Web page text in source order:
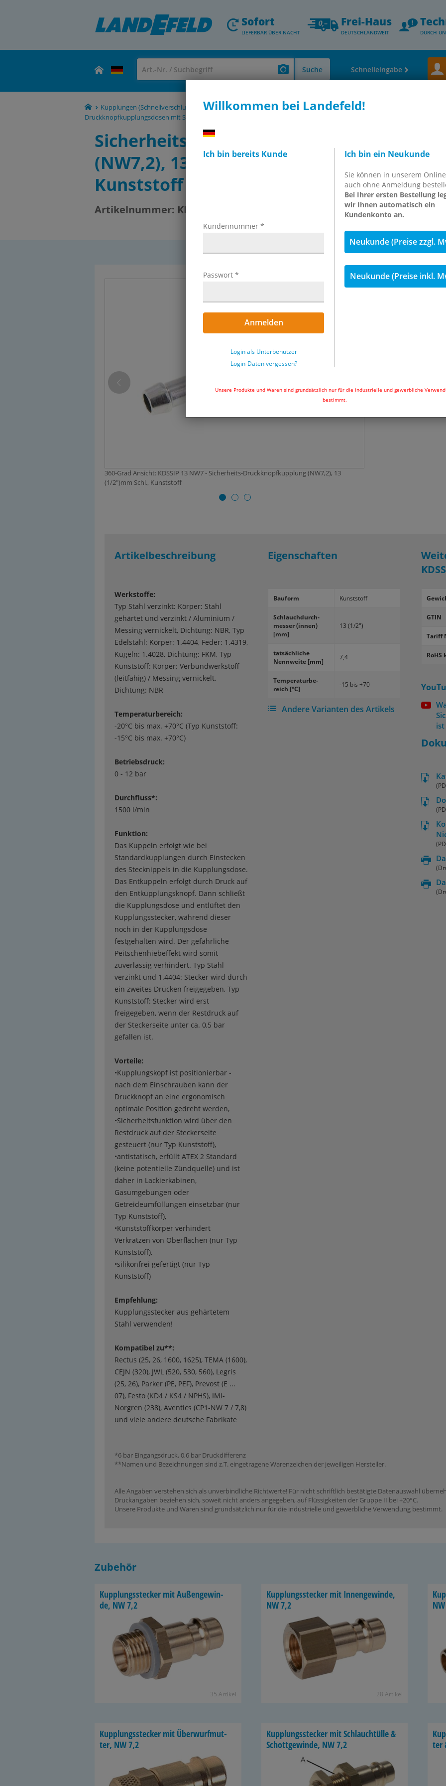
Willkommen bei Landefeld!
Ich bin bereits Kunde
Kundennummer *
Passwort *
Anmelden
Login als Unterbenutzer
Login-Daten vergessen?
Ich bin ein Neukunde
Sie können in unserem
auch ohne Anmeldung
Bei Ihrer ersten Bestellung
wir Ihnen automatisch ein
Kundenkonto an.
Neukunde (Preise zzgl.
Neukunde (Preise inkl.
Unsere Produkte und Waren sind grundsätzlich nur für die industrielle und gewerbliche
bestimmt.
Sofort
LIEFERBAR ÜBER NACHT
Frei-Haus
DEUTSCHLANDWEIT DURCH
Suche Schnelleingabe
Kupplungen (Schnellverschlusskupplungen, Hydraulikkupplungen & andere) Werkstatt-Sicherheitskupplungen,
Druckknopfkupplungsdosen mit Schlauchtülle, NW 7,2
Sicherheits-Druckknopfkupplung
(NW7,2), 13 (1/2")mm Schl.,
Kunststoff
Artikelnummer: KDSSIP 13 NW7
inkl. MwSt.
360-Grad Ansicht: KDSSIP 13 NW7 - Sicherheits-Druckknopfkupplung (NW7,2), 13
(1/2")mm Schl., Kunststoff
47,65 €inkl.
Artikelbeschreibung
Werkstoffe:
Typ Stahl verzinkt: Körper: Stahl
gehärtet und verzinkt / Aluminium /
Messing vernickelt, Dichtung: NBR, Typ
Edelstahl: Körper: 1.4404, Feder: 1.4319,
Kugeln: 1.4028, Dichtung: FKM, Typ
Kunststoff: Körper: Verbundwerkstoff
(leitfähig) / Messing vernickelt,
Dichtung: NBR
Temperaturbereich:
-20°C bis max. +70°C (Typ Kunststoff:
-15°C bis max. +70°C)
Betriebsdruck:
0 - 12 bar
Durchfluss*:
1500 l/min
Funktion:
Das Kuppeln erfolgt wie bei
Standardkupplungen durch Einstecken
des Stecknippels in die Kupplungsdose.
Das Entkuppeln erfolgt durch Druck auf
den Entkupplungsknopf. Dann schließt
die Kupplungsdose und entlüftet den
Kupplungsstecker, während dieser
noch in der Kupplungsdose
festgehalten wird. Der gefährliche
Peitschenhiebeffekt wird somit
zuverlässig verhindert. Typ Stahl
verzinkt und 1.4404: Stecker wird durch
ein zweites Drücken freigegeben, Typ
Kunststoff: Stecker wird erst
freigegeben, wenn der Restdruck auf
der Steckerseite unter ca. 0,5 bar
gefallen ist.
Vorteile:
•Kupplungskopf ist positionierbar -
nach dem Einschrauben kann der
Druckknopf an eine ergonomisch
optimale Position gedreht werden,
•Sicherheitsfunktion wird über den
Restdruck auf der Steckerseite
gesteuert (nur Typ Kunststoff),
•antistatisch, erfüllt ATEX 2 Standard
(keine potentielle Zündquelle) und ist
daher in Lackierkabinen,
Gasumgebungen oder
Getreideumfüllungen einsetzbar (nur
Typ Kunststoff),
•Kunststoffkörper verhindert
Verkratzen von Oberflächen (nur Typ
Kunststoff),
•silikonfrei gefertigt (nur Typ
Kunststoff)
Empfehlung:
Kupplungsstecker aus gehärtetem
Stahl verwenden!
Kompatibel zu**:
Rectus (25, 26, 1600, 1625), TEMA (1600),
CEJN (320), JWL (520, 530, 560), Legris
(25, 26), Parker (PE, PEF), Prevost (E ...
07), Festo (KD4 / KS4 / NPHS), IMI-
Norgren (238), Aventics (CP1-NW 7 / 7,8)
und viele andere deutsche Fabrikate
Eigenschaften
Bau­form Kunst­stoff
Schlauch­durch­
mes­ser (innen)
[mm]
13 (1/2")
tat­säch­li­che
Nenn­wei­te [mm]
7,4
Tem­pe­ra­tur­be­
reich [°C]
-15 bis +70
Andere Varianten des Artikels
GTIN
Tariff
RoHS
ist
*6 bar Eingangsdruck, 0,6 bar Druckdifferenz
**Namen und Bezeichnungen sind z.T. eingetragene Warenzeichen der jeweiligen Hersteller.
Alle Angaben verstehen sich als unverbindliche Richtwerte! Für nicht schriftlich bestätigte Datenauswahl
Druckangaben beziehen sich, soweit nicht anders angegeben, auf Flüssigkeiten der Gruppe II bei +20°C.
Unsere Produkte und Waren sind grundsätzlich nur für die industrielle und gewerbliche Verwendung bestimmt.
Zubehör
Kupp­lungs­ste­cker mit Au­ßen­ge­win­
de, NW 7,2
35 Ar­ti­kel
Kupp­lungs­ste­cker mit In­nen­ge­win­de,
NW 7,2
28 Ar­ti­kel
Kupp­lungs­ste­cker mit Über­wurf­mut­
ter, NW 7,2
Kupp­lungs­ste­cker mit Schlauch­tül­le &
Schott­ge­win­de, NW 7,2